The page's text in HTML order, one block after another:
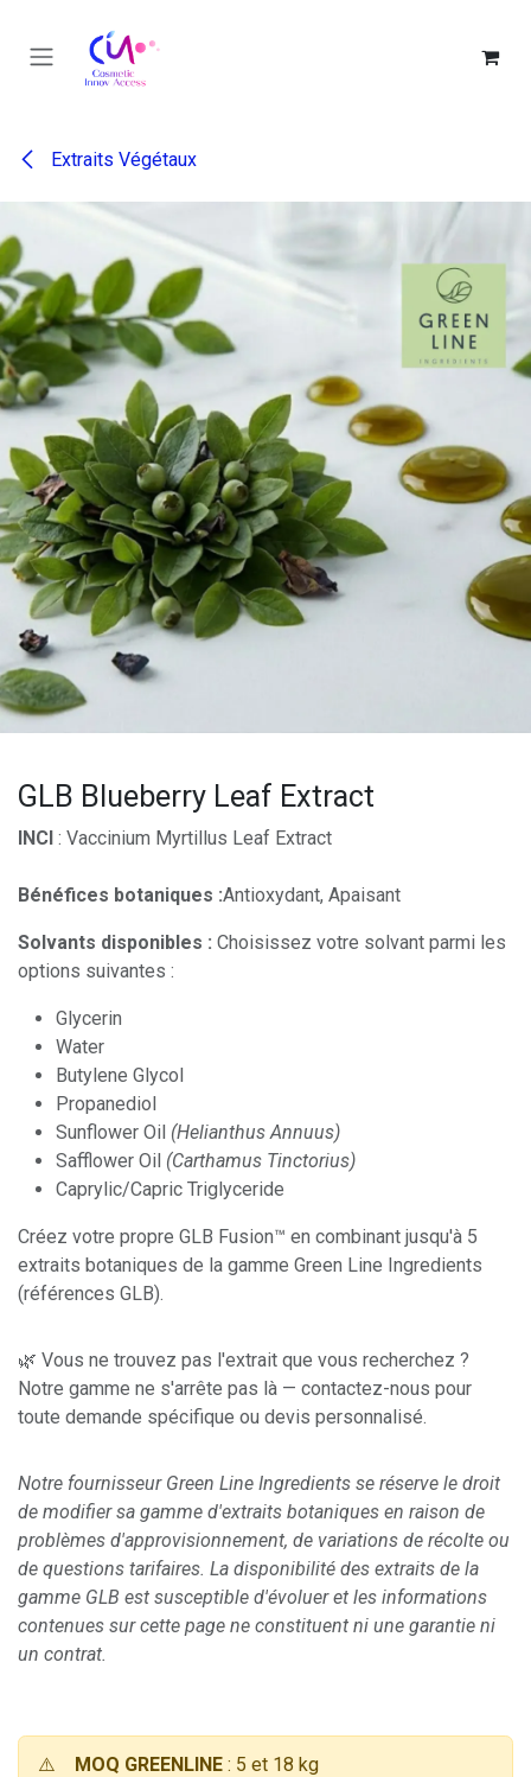
Extraits Végétaux
GLB Blueberry Leaf Extract
INCI : Vaccinium Myrtillus Leaf Extract
Bénéfices botaniques :Antioxydant, Apaisant
Solvants disponibles : Choisissez votre solvant parmi les
options suivantes :
Glycerin
Water
Butylene Glycol
Propanediol
Sunflower Oil (Helianthus Annuus)
Safflower Oil (Carthamus Tinctorius)
Caprylic/Capric Triglyceride
Créez votre propre GLB Fusion™ en combinant jusqu'à 5
extraits botaniques de la gamme Green Line Ingredients
(références GLB).
🌿 Vous ne trouvez pas l'extrait que vous recherchez ?
Notre gamme ne s'arrête pas là — contactez-nous pour
toute demande spécifique ou devis personnalisé.
Notre fournisseur Green Line Ingredients se réserve le droit
de modifier sa gamme d'extraits botaniques en raison de
problèmes d'approvisionnement, de variations de récolte ou
de questions tarifaires. La disponibilité des extraits de la
gamme GLB est susceptible d'évoluer et les informations
contenues sur cette page ne constituent ni une garantie ni
un contrat.
⚠️ MOQ GREENLINE : 5 et 18 kg